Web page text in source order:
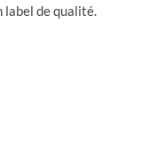
label de qualité.